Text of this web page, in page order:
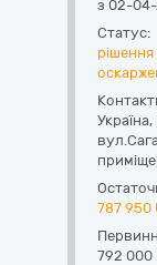
з 02-
Статус:
Україна,
787 950
792 000